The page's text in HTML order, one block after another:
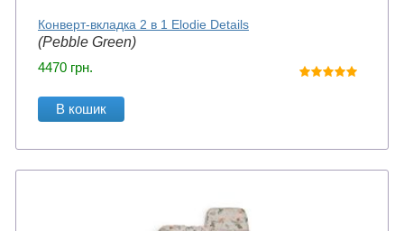
Конверт-вкладка 2 в 1 Elodie Details
(Pebble Green)
4470 грн.
В кошик